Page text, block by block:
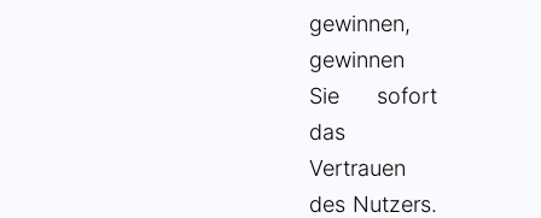
gewinnen,
gewinnen
Sie sofort
das
Vertrauen
des Nutzers.